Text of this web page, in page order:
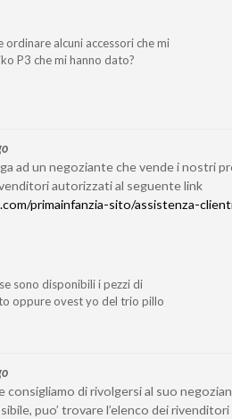
ordinare alcuni accessori che mi
P3 che mi hanno dato?
ad un negoziante che vende i nostri
autorizzati al seguente link
primainfanzia-sito/assistenza-
sono disponibili i pezzi di
oppure ovest yo del trio pillo
consigliamo di rivolgersi al suo
puo’ trovare l’elenco dei rivenditori